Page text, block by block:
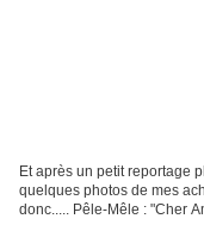
Et après un petit reportage
quelques photos de mes
donc..... Pêle-Mêle : "Cher